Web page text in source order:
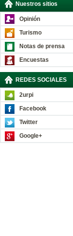
Nuestros sitios
Opinión
Turismo
Notas de prensa
Encuestas
REDES SOCIALES
2urpi
Facebook
Twitter
Google+